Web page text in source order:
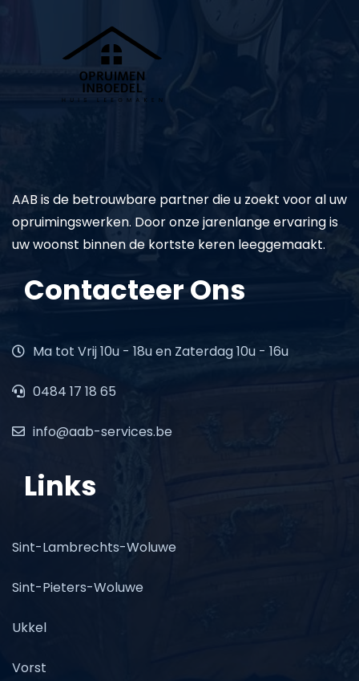
AAB is de betrouwbare partner die u zoekt voor al uw
opruimingswerken. Door onze jarenlange ervaring is
uw woonst binnen de kortste keren leeggemaakt.
Contacteer Ons
Ma tot Vrij 10u - 18u en Zaterdag 10u - 16u
0484 17 18 65
info@aab-services.be
Links
Sint-Lambrechts-Woluwe
Sint-Pieters-Woluwe
Ukkel
Vorst